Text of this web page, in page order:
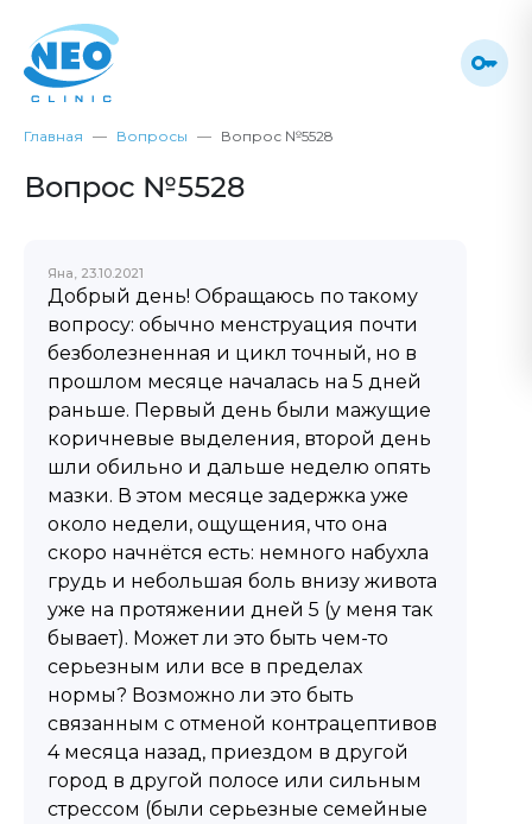
Главная Вопросы Вопрос №5528
Вопрос №5528
Яна, 23.10.2021
Добрый день! Обращаюсь по такому
вопросу: обычно менструация почти
безболезненная и цикл точный, но в
прошлом месяце началась на 5 дней
раньше. Первый день были мажущие
коричневые выделения, второй день
шли обильно и дальше неделю опять
мазки. В этом месяце задержка уже
около недели, ощущения, что она
скоро начнётся есть: немного набухла
грудь и небольшая боль внизу живота
уже на протяжении дней 5 (у меня так
бывает). Может ли это быть чем-то
серьезным или все в пределах
нормы? Возможно ли это быть
связанным с отменой контрацептивов
4 месяца назад, приездом в другой
город в другой полосе или сильным
стрессом (были серьезные семейные